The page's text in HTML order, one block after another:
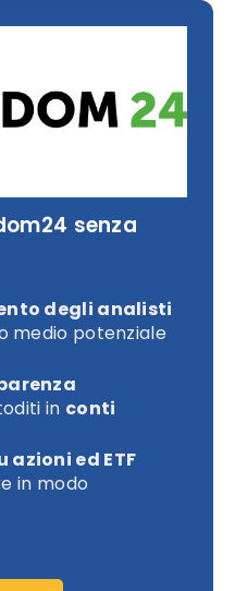
senza
degli analisti
medio potenziale
in conti
azioni ed ETF
in modo